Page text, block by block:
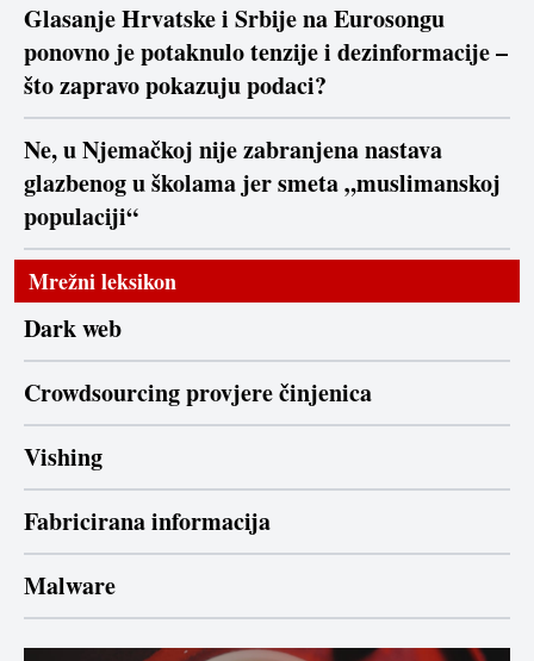
Glasanje Hrvatske i Srbije na Eurosongu
ponovno je potaknulo tenzije i dezinformacije –
što zapravo pokazuju podaci?
Ne, u Njemačkoj nije zabranjena nastava
glazbenog u školama jer smeta „muslimanskoj
populaciji“
Mrežni leksikon
Dark web
Crowdsourcing provjere činjenica
Vishing
Fabricirana informacija
Malware